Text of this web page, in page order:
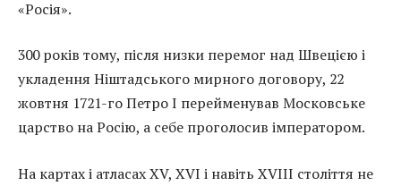
«Росія».
300 років тому, після низки перемог над Швецією і
укладення Ніштадського мирного договору, 22
жовтня 1721-го Петро I перейменував Московське
царство на Росію, а себе проголосив імператором.
На картах і атласах XV, XVI і навіть XVIII століття не